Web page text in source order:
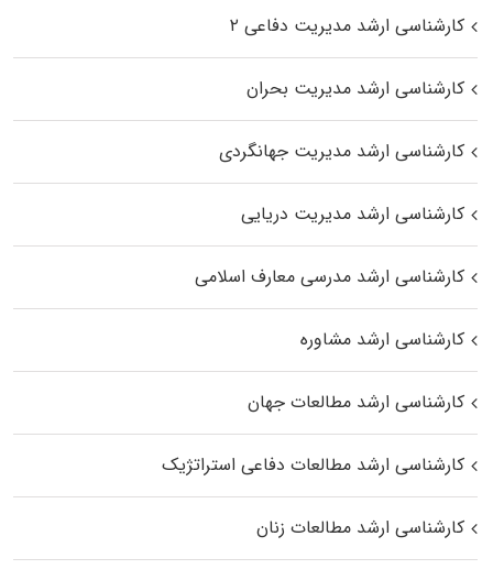
کارشناسی ارشد مدیریت دفاعی ۲
کارشناسی ارشد مدیریت بحران
کارشناسی ارشد مدیریت جهانگردی
کارشناسی ارشد مدیریت دریایی
کارشناسی ارشد مدرسی معارف اسلامی
کارشناسی ارشد مشاوره
کارشناسی ارشد مطالعات جهان
کارشناسی ارشد مطالعات دفاعی استراتژیک
کارشناسی ارشد مطالعات زنان